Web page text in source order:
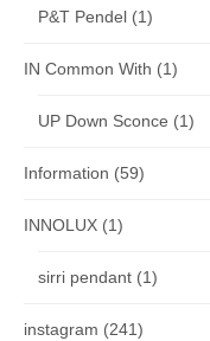
P&T Pendel (1)
IN Common With (1)
UP Down Sconce (1)
Information (59)
INNOLUX (1)
sirri pendant (1)
instagram (241)